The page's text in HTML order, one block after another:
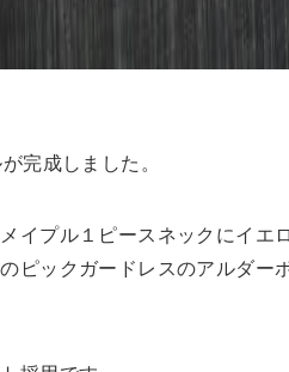
完成しました。
イプル１ピースネックにイエ
ピックガードレスのアルダー